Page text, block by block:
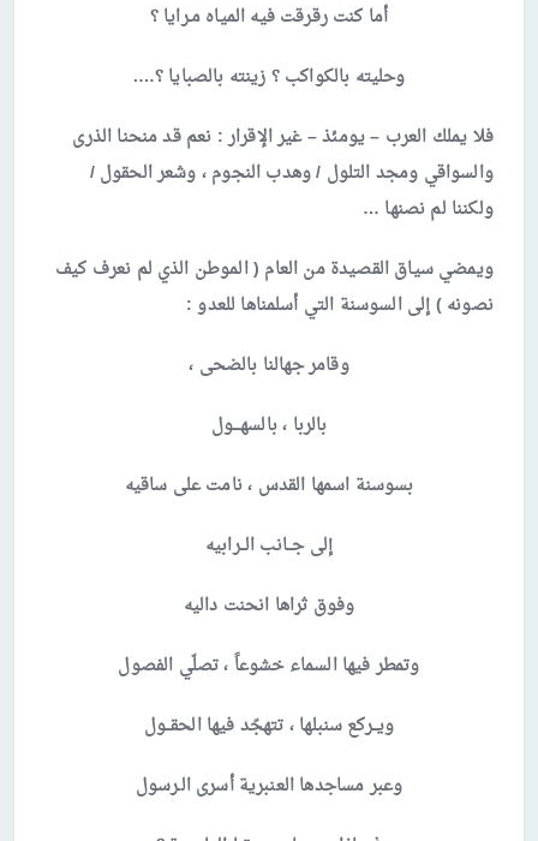
أما كنت رقرقت فيه المياه مـرايا ؟
وحليته بالكواكب ؟ زينته بالصبايا ؟….
فلا يملك العرب – يومئذ – غير الإقرار : نعم قد منحنا الذرى
والسواقي ومجد التلول / وهدب النجوم ، وشعر الحقول /
ولكننا لم نصنها …
ويمضي سياق القصيدة من العام ( الموطن الذي لم نعرف كيف
نصونه ) إلى السوسنة التي أسلمناها للعدو :
وقامر جهالنا بالضحى ،
بالربا ، بالسهـــول
بسوسنة اسمها القدس ، نامت على ساقيه
إلى جــانب الــرابيه
وفوق ثراها انحنت داليه
وتمطر فيها السماء خشوعاً ، تصلّي الفصول
ويــركع سنبلها ، تتهجّد فيها الحقــول
وعبر مساجدها العنبرية أسرى الـرسول